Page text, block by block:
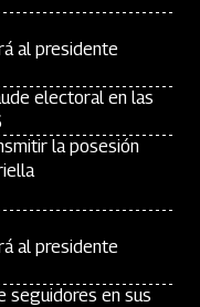
al presidente
electoral en las
la posesión
al presidente
seguidores en sus